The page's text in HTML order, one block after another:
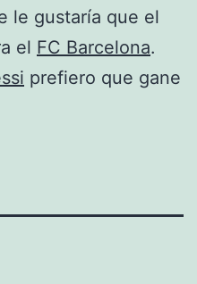
le gustaría que el
el FC Barcelona.
prefiero que gane